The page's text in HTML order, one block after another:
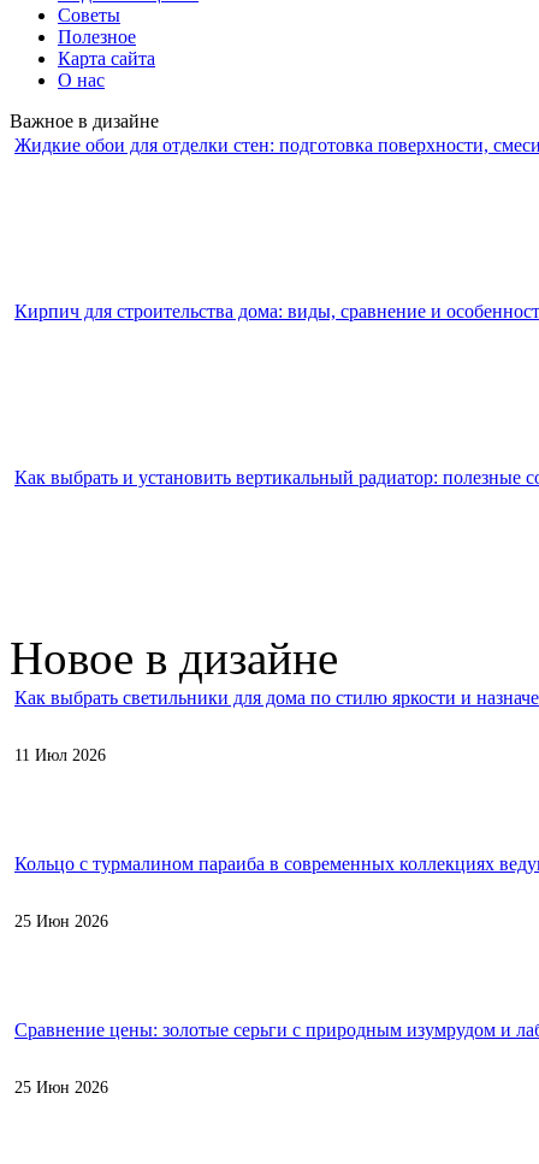
Советы
Полезное
Карта сайта
О нас
Важное в дизайне
Жидкие обои для отделки стен: подготовка поверхности,
Кирпич для строительства дома: виды, сравнение и
Как выбрать и установить вертикальный радиатор: полезные
Новое в дизайне
Как выбрать светильники для дома по стилю яркости и
11 Июл 2026
Кольцо с турмалином параиба в современных коллекциях
25 Июн 2026
Сравнение цены: золотые серьги с природным изумрудом и
25 Июн 2026